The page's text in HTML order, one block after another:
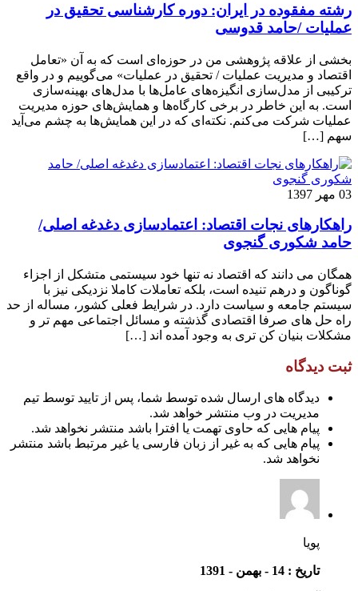
رشته مفقوده در ایران: دوره کارشناسی تحقیق در
عملیات /حامد قدوسی
بخشی از علاقه پژوهشی من در حوزه‌ای است که به آن «تعامل
اقتصاد و مدیریت عملیات / تحقیق در عملیات» می‌گوییم و در واقع
ترکیبی از مدل‌سازی انگیزه‌های عامل‌ها با مدل‌های بهینه‌سازی
است. به این خاطر در برخی کارگاه‌ها و همایش‌های حوزه مدیریت
عملیات شرکت می‌کنم. نکته‌ای که در این همایش‌ها به چشم می‌آید
سهم […]
03 مهر 1397
راهکارهای نجات اقتصاد: اعتمادسازی دغدغه اصلی/
حامد شکوری گنجوی
همگان می دانند که اقتصاد نه تنها خود سیستمی متشکل از اجزاء
گوناگون و درهم تنیده است، بلکه تعاملات کاملا نزدیکی نیز با
سیستم جامعه و سیاست دارد. در شرایط فعلی کشور، مساله از حد
راه حل های صرفا اقتصادی گذشته و مسائل اجتماعی مهم تر و
مشکلات بنیان کن تری به وجود آمده اند […]
ثبت دیدگاه
دیدگاه های ارسال شده توسط شما، پس از تایید توسط تیم
مدیریت در وب منتشر خواهد شد.
پیام هایی که حاوی تهمت یا افترا باشد منتشر نخواهد شد.
پیام هایی که به غیر از زبان فارسی یا غیر مرتبط باشد منتشر
نخواهد شد.
پويا
تاریخ : 14 - بهمن - 1391